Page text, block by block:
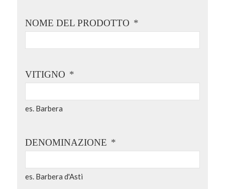
NOME DEL PRODOTTO *
VITIGNO *
es. Barbera
DENOMINAZIONE *
es. Barbera d'Asti